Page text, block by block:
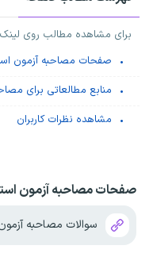
برای مشاهده مطالب روی
صفحات مصاحبه آزمون
منابع مطالعاتی برای
مشاهده نظرات کاربران
صفحات مصاحبه آزمون
سوالات مصاحبه